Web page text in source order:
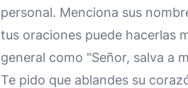
personal. Menciona sus
tus oraciones puede hacerlas
general como "Señor, salva a
Te pido que ablandes su